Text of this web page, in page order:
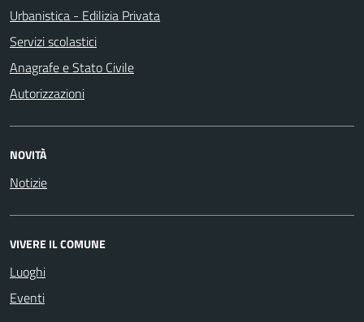
Urbanistica - Edilizia Privata
Servizi scolastici
Anagrafe e Stato Civile
Autorizzazioni
NOVITÀ
Notizie
VIVERE IL COMUNE
Luoghi
Eventi